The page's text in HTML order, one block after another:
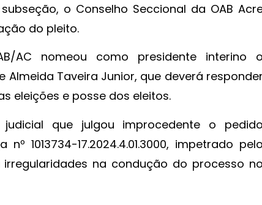
o Conselho Seccional da OAB
do pleito.
AC nomeou como presidente interino
Almeida Taveira Junior, que deverá
eleições e posse dos eleitos.
que julgou improcedente o
1013734-17.2024.4.01.3000, impetrado
na condução do processo